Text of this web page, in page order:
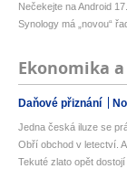
Nečekejte na Android
Synology má „novou“
Ekonomika
Daňové přiznání
Jedna česká iluze se
Obří obchod v letectví.
Tekuté zlato opět